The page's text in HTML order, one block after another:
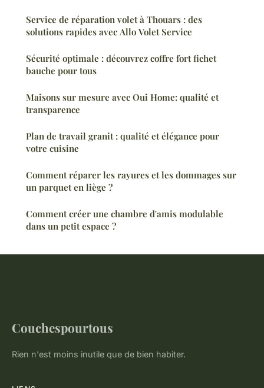
Service de réparation volet à Thouars : des
solutions rapides avec Allo Volet Service
Sécurité optimale : découvrez coffre fort fichet
bauche pour tous
Maisons sur mesure avec Oui Home: qualité et
transparence
Plan de travail granit : qualité et élégance pour
votre cuisine
Comment réparer les rayures et les dommages sur
un parquet en liège ?
Comment créer une chambre d'amis modulable
dans un petit espace ?
Couchespourtous
Rien n'est moins inutile que de bien habiter.